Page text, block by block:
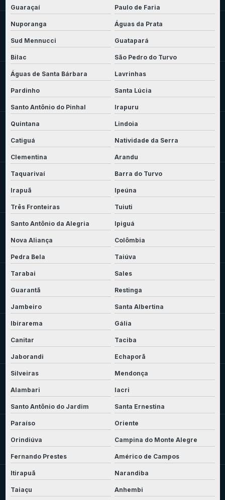
Guaraçaí Paulo de Faria
Nuporanga Águas da Prata
Sud Mennucci Guatapará
Bilac São Pedro do Turvo
Águas de Santa Bárbara Lavrinhas
Pardinho Santa Lúcia
Santo Antônio do Pinhal Irapuru
Quintana Lindoia
Catiguá Natividade da Serra
Clementina Arandu
Taquarivaí Barra do Turvo
Irapuã Ipeúna
Três Fronteiras Tuiuti
Santo Antônio da Alegria Ipiguá
Nova Aliança Colômbia
Pedra Bela Taiúva
Tarabai Sales
Guarantã Restinga
Jambeiro Santa Albertina
Ibirarema Gália
Canitar Taciba
Jaborandi Echaporã
Silveiras Mendonça
Alambari Iacri
Santo Antônio do Jardim Santa Ernestina
Paraíso Oriente
Orindiúva Campina do Monte Alegre
Fernando Prestes Américo de Campos
Itirapuã Narandiba
Taiaçu Anhembi